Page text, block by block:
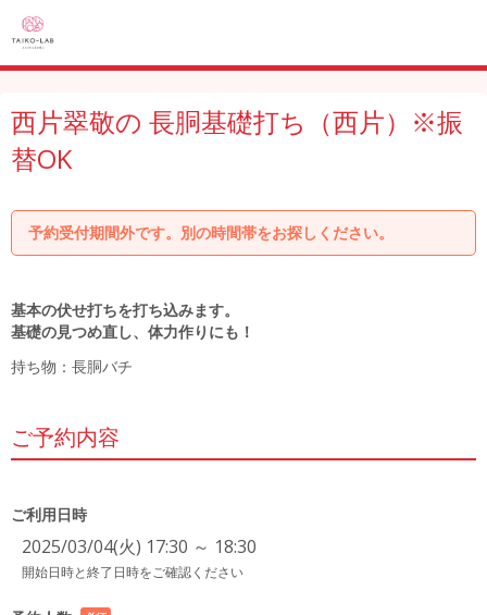
西片翠敬の 長胴基礎打ち（西片）※振
替OK
予約受付期間外です。別の時間帯をお探しください。
基本の伏せ打ちを打ち込みます。
基礎の見つめ直し、体力作りにも！
持ち物：長胴バチ
ご予約内容
ご利用日時
2025/03/04(火) 17:30 ～ 18:30
開始日時と終了日時をご確認ください